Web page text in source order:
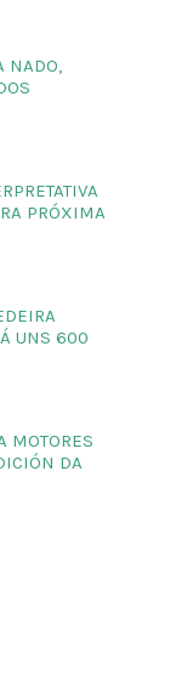
NADO,
PRÓXIMA
UNS 600
MOTORES
DA